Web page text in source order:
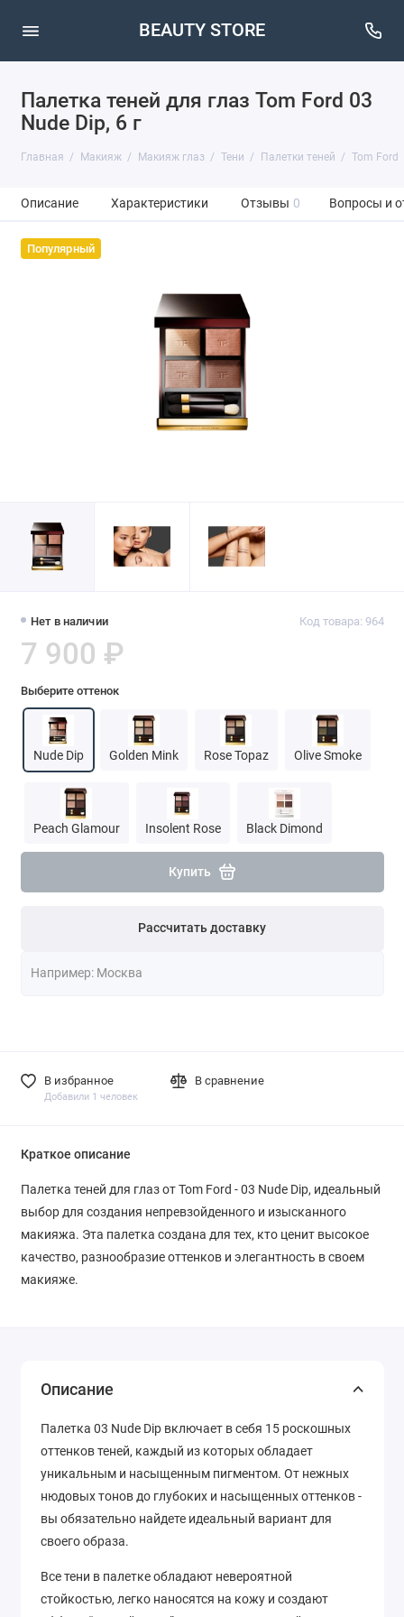
BEAUTY STORE
Палетка теней для глаз Tom Ford 03
Nude Dip, 6 г
Главная Макияж Макияж глаз Тени Палетки теней Tom Ford
Описание Характеристики Отзывы 0 Вопросы и
Популярный
Нет в наличии Код товара: 964
7 900 ₽
Выберите оттенок
Nude Dip Golden Mink Rose Topaz Olive Smoke
Peach Glamour Insolent Rose Black Dimond
Купить
Рассчитать доставку
В избранное
Добавили 1 человек
В сравнение
Краткое описание
Палетка теней для глаз от Tom Ford - 03 Nude Dip, идеальный
выбор для создания непревзойденного и изысканного
макияжа. Эта палетка создана для тех, кто ценит высокое
качество, разнообразие оттенков и элегантность в своем
макияже.
Описание
Палетка 03 Nude Dip включает в себя 15 роскошных
оттенков теней, каждый из которых обладает
уникальным и насыщенным пигментом. От нежных
нюдовых тонов до глубоких и насыщенных оттенков -
вы обязательно найдете идеальный вариант для
своего образа.
Все тени в палетке обладают невероятной
стойкостью, легко наносятся на кожу и создают